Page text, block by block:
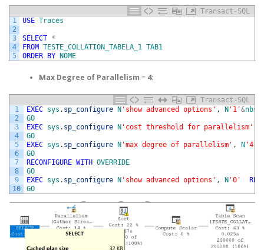
Transact-SQL
1
2
3
4
5
USE Traces
SELECT *
FROM TESTE_COLLATION_TABELA_1
TAB1
ORDER BY NOME
Max Degree of Parallelism =4:
Transact-SQL
1
2
3
4
5
6
7
8
9
10
EXEC sys . sp_configure N 'show advanced options' , N '1'&nbsp
GO
EXEC sys . sp_configure N 'cost threshold for parallelism'
GO
EXEC sys . sp_configure N 'max degree of parallelism' , N '4'
GO
RECONFIGURE WITH OVERRIDE
GO
EXEC sys . sp_configure N 'show advanced options' , N '0'
GO